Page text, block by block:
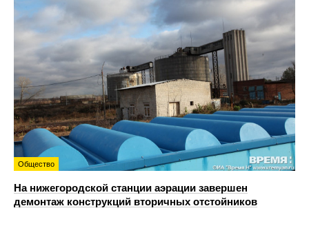
Общество
На нижегородской станции аэрации завершен
демонтаж конструкций вторичных отстойников